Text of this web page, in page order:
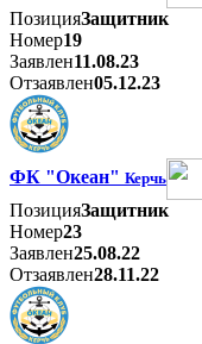
ПозицияЗащитник
Номер19
Заявлен11.08.23
Отзаявлен05.12.23
ФК "Океан" Керчь
ПозицияЗащитник
Номер23
Заявлен25.08.22
Отзаявлен28.11.22